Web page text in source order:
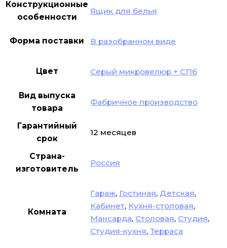
Конструкционные
особенности
Ящик для белья
Форма поставки В разобранном виде
Цвет Серый микровелюр + СПб
Вид выпуска
товара
Фабричное производство
Гарантийный
срок
12 месяцев
Страна-
изготовитель
Россия
Комната
Гараж, Гостиная, Детская,
Кабинет, Кухня-столовая,
Мансарда, Столовая, Студия,
Студия-кухня, Терраса